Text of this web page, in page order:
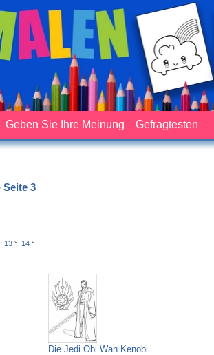
Geben Sie Ihre Meinung Gefragtesten
3
13° 14°
Die Jedi Obi Wan Kenobi